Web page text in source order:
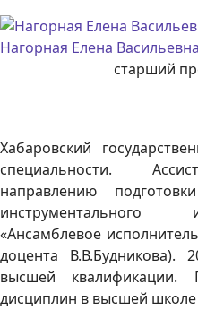
Нагорная Елена Васильевна
старший
Хабаровский
специальности.
направлению
инструментального
«Ансамблевое
доцента В.В.Будникова).
высшей квалификации.
дисциплин в высшей школе